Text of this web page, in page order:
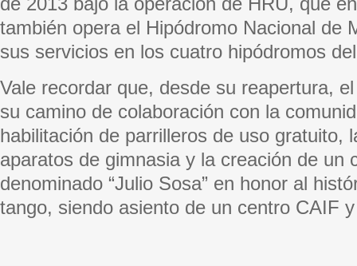
también opera el Hipódromo Nacional de
sus servicios en los cuatro hipódromos
Vale recordar que, desde su reapertura,
su camino de colaboración con la
habilitación de parrilleros de uso gratuito,
aparatos de gimnasia y la creación de un
denominado “Julio Sosa” en honor al
tango, siendo asiento de un centro CAIF